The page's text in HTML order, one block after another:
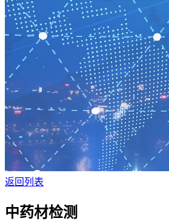
返回列表
中药材检测